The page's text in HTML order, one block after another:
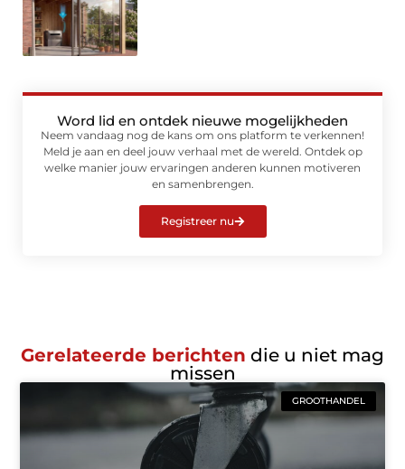
Word lid en ontdek nieuwe mogelijkheden
Neem vandaag nog de kans om ons platform te verkennen!
Meld je aan en deel jouw verhaal met de wereld. Ontdek op
welke manier jouw ervaringen anderen kunnen motiveren
en samenbrengen.
Registreer nu
Gerelateerde berichten die u niet mag
missen
GROOTHANDEL